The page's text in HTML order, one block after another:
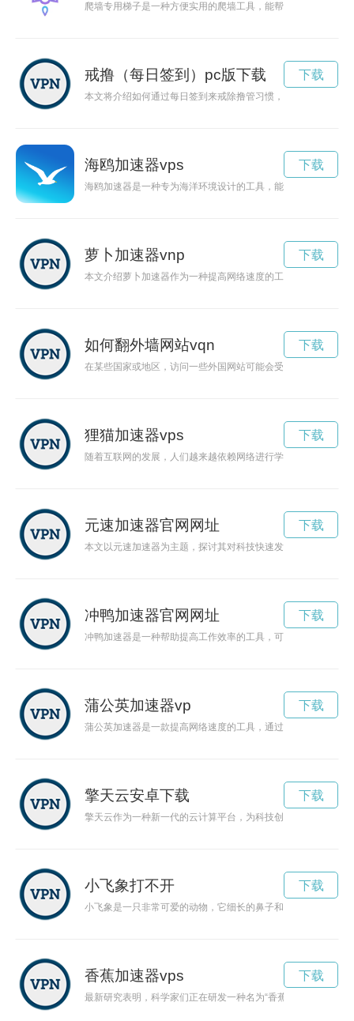
爬墙专用梯子是一种方便实用的爬墙工具，能帮助人们轻松攀爬
戒撸（每日签到）pc版下载
本文将介绍如何通过每日签到来戒除撸管习惯，促进健康生活。
下载
海鸥加速器vps
海鸥加速器是一种专为海洋环境设计的工具，能够帮助海鸥飞行
下载
萝卜加速器vnp
本文介绍萝卜加速器作为一种提高网络速度的工具，探讨其原
下载
如何翻外墙网站vqn
在某些国家或地区，访问一些外国网站可能会受到限制，但是
下载
狸猫加速器vps
随着互联网的发展，人们越来越依赖网络进行学习、工作和娱
下载
元速加速器官网网址
本文以元速加速器为主题，探讨其对科技快速发展的推动作用。
下载
冲鸭加速器官网网址
冲鸭加速器是一种帮助提高工作效率的工具，可以帮助人们更
下载
蒲公英加速器vp
蒲公英加速器是一款提高网络速度的工具，通过优化网络连接
下载
擎天云安卓下载
擎天云作为一种新一代的云计算平台，为科技创新提供了巨大
下载
小飞象打不开
小飞象是一只非常可爱的动物，它细长的鼻子和大大的耳朵给
下载
香蕉加速器vps
最新研究表明，科学家们正在研发一种名为“香蕉加速器”的创
下载